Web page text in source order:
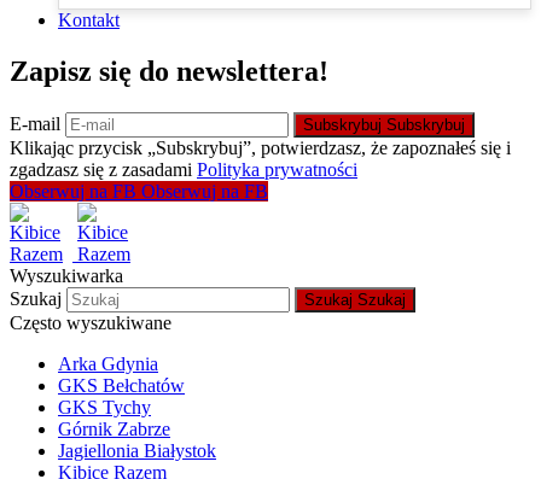
Kontakt
Zapisz się do newslettera!
E-mail Subskrybuj Subskrybuj
Klikając przycisk „Subskrybuj”, potwierdzasz, że zapoznałeś się i
zgadzasz się z zasadami Polityka prywatności
Obserwuj na FB Obserwuj na FB
Wyszukiwarka
Szukaj
Szukaj Szukaj
Często wyszukiwane
Arka Gdynia
GKS Bełchatów
GKS Tychy
Górnik Zabrze
Jagiellonia Białystok
Kibice Razem